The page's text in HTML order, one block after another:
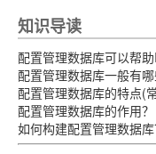
知识导读
配置管理数据库可以帮
配置管理数据库一般有哪
配置管理数据库的特点(
配置管理数据库的作用？
如何构建配置管理数据库